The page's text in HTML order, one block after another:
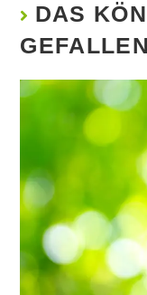
DAS
GEFALLEN